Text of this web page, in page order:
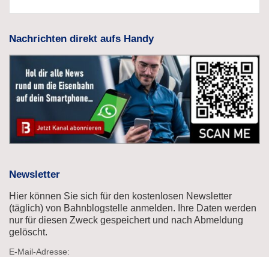
Nachrichten direkt aufs Handy
Newsletter
Hier können Sie sich für den kostenlosen Newsletter
(täglich) von Bahnblogstelle anmelden. Ihre Daten werden
nur für diesen Zweck gespeichert und nach Abmeldung
gelöscht.
E-Mail-Adresse: